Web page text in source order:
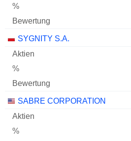
SYGNITY S.A.
SABRE CORPORATION